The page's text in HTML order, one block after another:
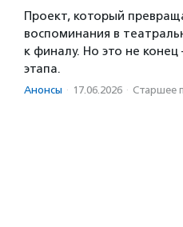
Проект, который
воспоминания в
к финалу. Но это не конец
этапа.
Анонсы · 17.06.2026 · Старшее